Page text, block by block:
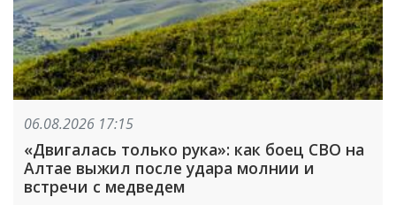
06.08.2026 17:15
«Двигалась только рука»: как боец СВО на
Алтае выжил после удара молнии и
встречи с медведем